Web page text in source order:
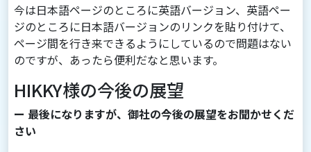
今は⽇本語ページのところに英語バージョン、英語ペー
ジのところに⽇本語バージョンのリンクを貼り付けて、
ページ間を⾏き来できるようにしているので問題はない
のですが、あったら便利だなと思います。
HIKKY様の今後の展望
ー 最後になりますが、御社の今後の展望をお聞かせくだ
さい